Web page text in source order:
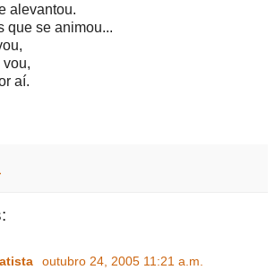
alevantou.
que se animou...
vou,
aí.
outubro 24, 2005 11:21 a.m.